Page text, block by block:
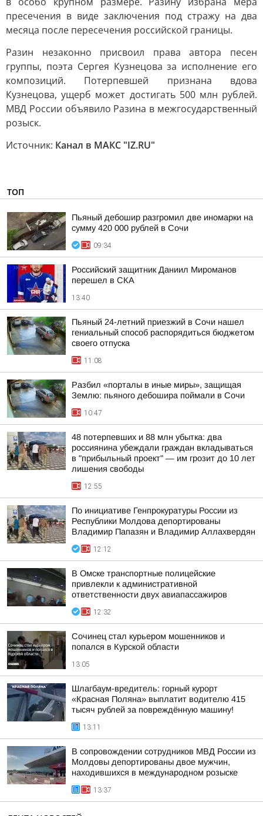
пресечения в виде заключения под стражу на два
месяца после пересечения российской границы.
Разин незаконно присвоил права автора песен
группы, поэта Сергея Кузнецова за исполнение его
композиций. Потерпевшей признана вдова
Кузнецова, ущерб может достигать 500 млн рублей.
МВД России объявило Разина в межгосударственный
розыск.
Источник: Канал в МАКС "IZ.RU"
ТОП
Пьяный дебошир разгромил две иномарки на
сумму 420 000 рублей в Сочи
09:34
Российский защитник Даниил Мироманов
перешел в СКА
13:40
Пьяный 24-летний приезжий в Сочи нашел
гениальный способ распорядиться бюджетом
своего отпуска
11:08
Разбил «порталы в иные миры», защищая
Землю: пьяного дебошира поймали в Сочи
10:47
48 потерпевших и 88 млн убытка: два
россиянина убеждали граждан вкладываться
в "прибыльный проект" — им грозит до 10 лет
лишения свободы
12:55
По инициативе Генпрокуратуры России из
Республики Молдова депортированы
Владимир Папазян и Владимир Аллахвердян
12:12
В Омске транспортные полицейские
привлекли к административной
ответственности двух авиапассажиров
12:32
Сочинец стал курьером мошенников и
попался в Курской области
13:05
Шлагбаум-вредитель: горный курорт
«Красная Поляна» выплатит водителю 415
тысяч рублей за повреждённую машину!
13:11
В сопровождении сотрудников МВД России из
Молдовы депортированы двое мужчин,
находившихся в международном розыске
13:37